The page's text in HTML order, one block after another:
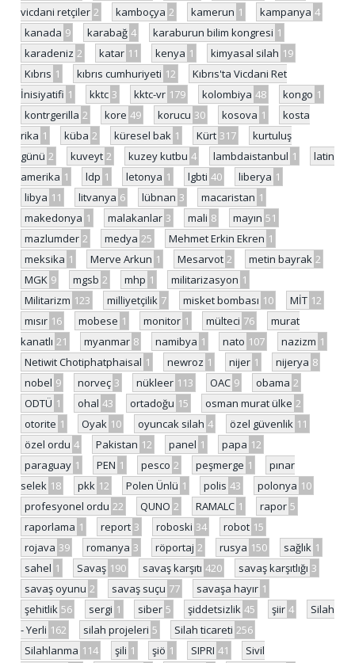
vicdani retçiler 2 kamboçya 2 kamerun 1 kampanya 4
kanada 9 karabağ 4 karaburun bilim kongresi 1
karadeniz 2 katar 11 kenya 1 kimyasal silah 19
Kıbrıs 1 kıbrıs cumhuriyeti 12
Kıbrıs'ta Vicdani Ret
İnisiyatifi 1 kktc 3 kktc-vr 179 kolombiya 48 kongo 1
kontrgerilla 2 kore 49 korucu 30 kosova 1
kosta
rika 1 küba 2 küresel bak 1 Kürt 317
kurtuluş
günü 2 kuveyt 2 kuzey kutbu 4 lambdaistanbul 1
latin
amerika 1 ldp 1 letonya 1 lgbti 40 liberya 1
libya 11 litvanya 6 lübnan 3 macaristan 1
makedonya 1 malakanlar 3 mali 8 mayın 51
mazlumder 2 medya 25 Mehmet Erkin Ekren 1
meksika 1 Merve Arkun 1 Mesarvot 2 metin bayrak 2
MGK 9 mgsb 2 mhp 1 militarizasyon 1
Militarizm 123 milliyetçilik 7 misket bombası 10 MİT 12
mısır 16 mobese 1 monitor 1 mülteci 76
murat
kanatlı 21 myanmar 8 namibya 1 nato 107 nazizm 1
Netiwit Chotiphatphaisal 1 newroz 1 nijer 1 nijerya 8
nobel 9 norveç 3 nükleer 113 OAC 9 obama 2
ODTÜ 1 ohal 43 ortadoğu 15 osman murat ülke 2
otorite 1 Oyak 10 oyuncak silah 4 özel güvenlik 11
özel ordu 4 Pakistan 12 panel 1 papa 12
paraguay 1 PEN 1 pesco 2 peşmerge 1
pınar
selek 18 pkk 12 Polen Ünlü 1 polis 43 polonya 10
profesyonel ordu 22 QUNO 2 RAMALC 1 rapor 5
raporlama 1 report 3 roboski 34 robot 15
rojava 39 romanya 3 röportaj 2 rusya 150 sağlık 1
sahel 1 Savaş 190 savaş karşıtı 420 savaş karşıtlığı 3
savaş oyunu 2 savaş suçu 77 savaşa hayır 1
şehitlik 56 sergi 1 siber 5 şiddetsizlik 45 şiir 4
Silah
- Yerli 162 silah projeleri 5 Silah ticareti 256
Silahlanma 114 şili 1 şiö 1 SIPRI 41
Sivil